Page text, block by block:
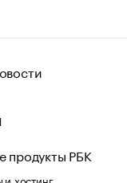
продукты РБК
хостинг